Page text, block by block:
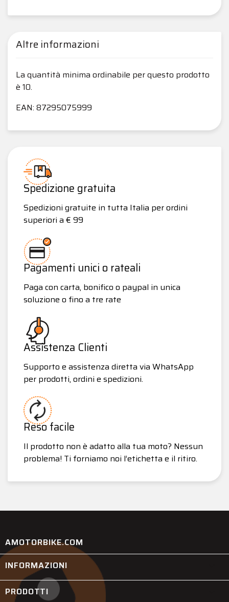
Altre informazioni
La quantità minima ordinabile per questo prodotto
è 10.
EAN: 87295075999
Spedizione gratuita
Spedizioni gratuite in tutta Italia per ordini
superiori a € 99
Pagamenti unici o rateali
Paga con carta, bonifico o paypal in unica
soluzione o fino a tre rate
Assistenza Clienti
Supporto e assistenza diretta via WhatsApp
per prodotti, ordini e spedizioni.
Reso facile
Il prodotto non è adatto alla tua moto? Nessun
problema! Ti forniamo noi l’etichetta e il ritiro.
AMOTORBIKE.COM
INFORMAZIONI
PRODOTTI